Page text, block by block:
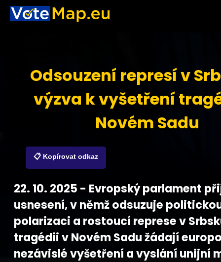
Odsouzení represí v
výzva k vyšetření
Novém Sadu
📋 Kopírovat odkaz
22. 10. 2025 - Evropský parlament
usnesení, v němž odsuzuje
polarizaci a rostoucí represe v
tragédii v Novém Sadu žádají
nezávislé vyšetření a vyslání unijní